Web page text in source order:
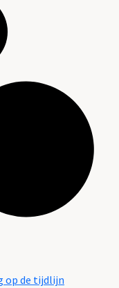
op de tijdlijn